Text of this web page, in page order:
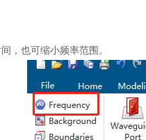
，也可缩小频率范围。